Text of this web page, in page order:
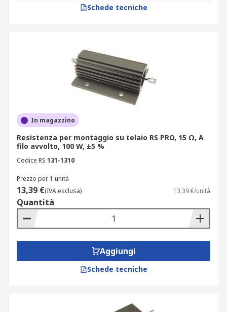
Schede tecniche
In magazzino
Resistenza per montaggio su telaio RS PRO, 15 Ω, A
filo avvolto, 100 W, ±5 %
Codice RS 131-1310
Prezzo per 1 unità
13,39 €(IVA esclusa) 13,39 €/unità
Quantità
Aggiungi
Schede tecniche